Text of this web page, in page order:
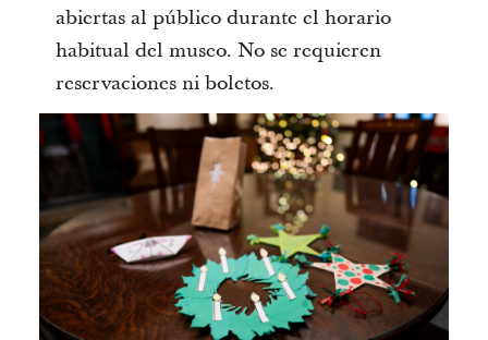
abiertas al público durante el horario
habitual del museo. No se requieren
reservaciones ni boletos.